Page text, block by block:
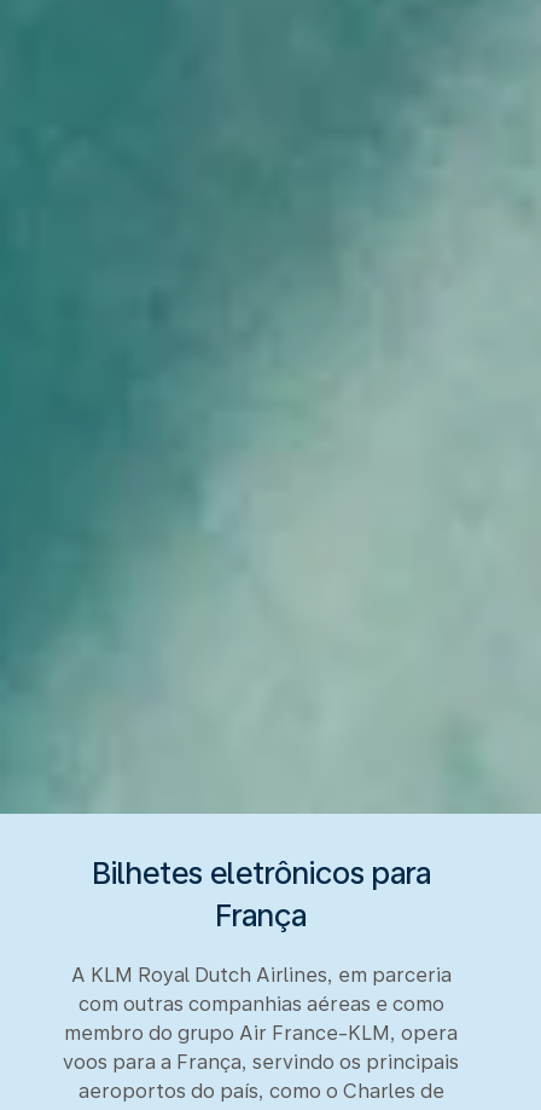
Bilhetes eletrônicos para
França
A KLM Royal Dutch Airlines, em parceria
com outras companhias aéreas e como
membro do grupo Air France-KLM, opera
voos para a França, servindo os principais
aeroportos do país, como o Charles de